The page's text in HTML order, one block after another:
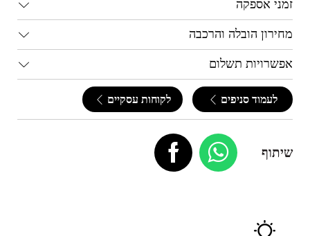
זמני אספקה
מחירון הובלה והרכבה
אפשרויות תשלום
לעמוד סניפים לקוחות עסקיים
שיתוף